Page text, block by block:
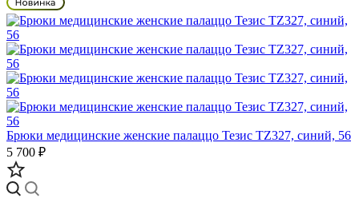
Брюки медицинские женские палаццо Тезис TZ327, синий, 56
5 700 ₽